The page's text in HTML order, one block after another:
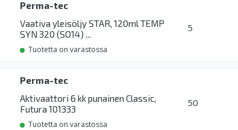
Perma-tec
Vaativa yleisöljy STAR, 120ml TEMP
SYN 320 (SO14) ...
Tuotetta on varastossa
5
Perma-tec
Aktivaattori 6 kk punainen Classic,
Futura 101333
Tuotetta on varastossa
50